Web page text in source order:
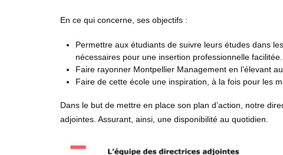
En ce qui concerne, ses objectifs :
Permettre aux étudiants de suivre leurs études dans
nécessaires pour une insertion professionnelle facilitée.
Faire rayonner Montpellier Management en l’élevant
Faire de cette école une inspiration, à la fois pour les
Dans le but de mettre en place son plan d’action, notre
adjointes. Assurant, ainsi, une disponibilité au quotidien.